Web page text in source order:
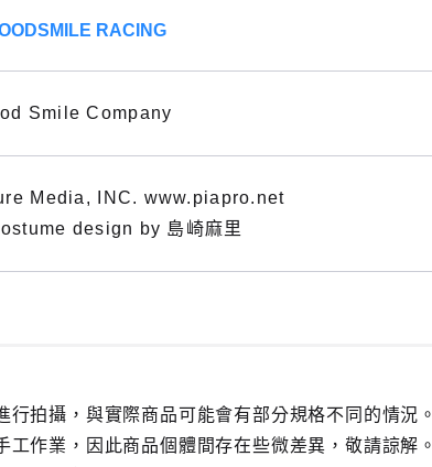
RACING
Smile Company
Media, INC. www.piapro.net
design by 島崎麻里
行拍攝，與實際商品可能會有部分規格不同的情況。
工作業，因此商品個體間存在些微差異，敬請諒解。